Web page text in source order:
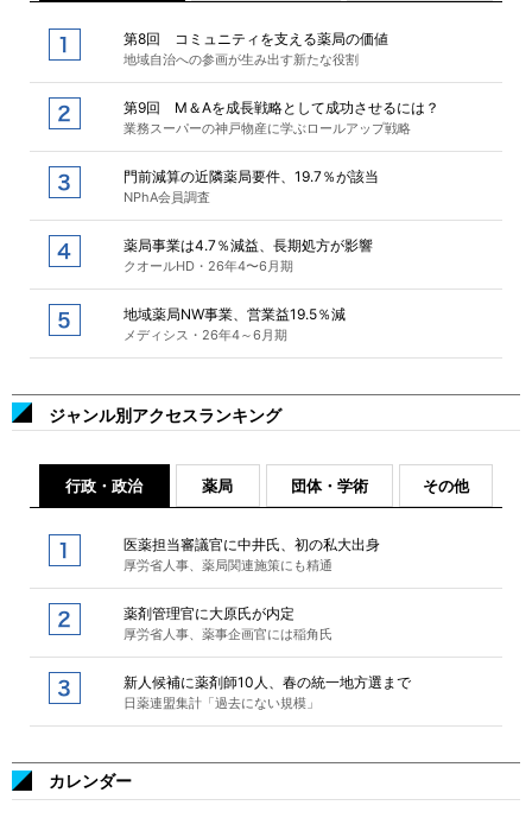
第8回 コミュニティを支える薬局の価値
地域自治への参画が生み出す新たな役割
第9回 M＆Aを成長戦略として成功させるには？
業務スーパーの神戸物産に学ぶロールアップ戦略
門前減算の近隣薬局要件、19.7％が該当
NPhA会員調査
薬局事業は4.7％減益、長期処方が影響
クオールHD・26年4〜6月期
地域薬局NW事業、営業益19.5％減
メディシス・26年4～6月期
ジャンル別アクセスランキング
行政・政治 薬局 団体・学術 その他
医薬担当審議官に中井氏、初の私大出身
厚労省人事、薬局関連施策にも精通
薬剤管理官に大原氏が内定
厚労省人事、薬事企画官には稲角氏
新人候補に薬剤師10人、春の統一地方選まで
日薬連盟集計「過去にない規模」
カレンダー